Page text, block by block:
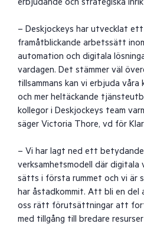
erbjudande och strategiska
– Deskjockeys har utvecklat
framåtblickande arbetssätt
automation och digitala
vardagen. Det stämmer väl
tillsammans kan vi erbjuda
och mer heltäckande
kollegor i Deskjockeys team
säger Victoria Thore, vd för
– Vi har lagt ned ett
verksamhetsmodell där
sätts i första rummet och vi är
har åstadkommit. Att bli en del
oss rätt förutsättningar att
med tillgång till bredare